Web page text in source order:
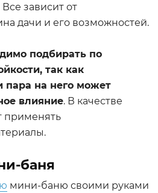
зависит от
дачи и его возможностей.
подбирать по
так как
пара на него может
влияние. В качестве
применять
баня
мини-баню своими руками